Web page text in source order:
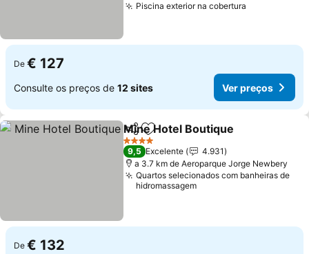
Piscina exterior na cobertura
De € 127
Consulte os preços de 12 sites Ver preços
PartilharAdicionar aos favoritos
Mine Hotel Boutique
4 Estrelas
9,5 Excelente
4.931
a 3.7 km de Aeroparque Jorge Newbery
Quartos selecionados com banheiras de
hidromassagem
De € 132